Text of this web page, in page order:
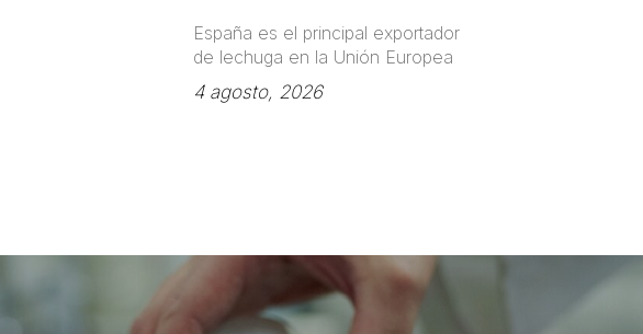
España es el principal exportador
de lechuga en la Unión Europea
4 agosto, 2026